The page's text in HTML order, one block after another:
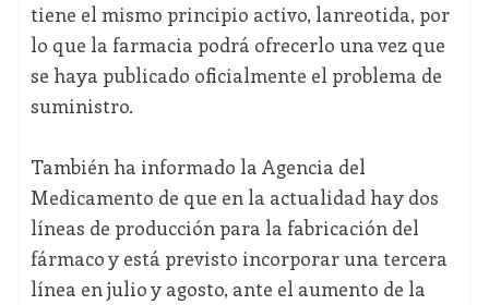
tiene el mismo principio activo, lanreotida, por
lo que la farmacia podrá ofrecerlo una vez que
se haya publicado oficialmente el problema de
suministro.
También ha informado la Agencia del
Medicamento de que en la actualidad hay dos
líneas de producción para la fabricación del
fármaco y está previsto incorporar una tercera
línea en julio y agosto, ante el aumento de la